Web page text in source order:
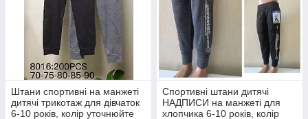
1
Універсальність — такий одяг відмінно
підходить для занять спортом, для
прогулянок, сімейного відпочинку і
времяпровождений на дитячих
майданчиках.
2
Доступність — в асортименті клієнтам
доступний величезний вибір штанів,
Штани спортивні на манжеті
дитячі трикотаж для дівчаток
6-10 років, колір уточнюйте
Спортивні штани дитячі
НАДПИСИ на манжеті для
хлопчика 6-10 років, колір